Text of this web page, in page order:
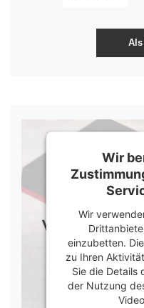
Wir
Wir
einzubetten.
zu Ihren
Sie die Details
der Nutzung